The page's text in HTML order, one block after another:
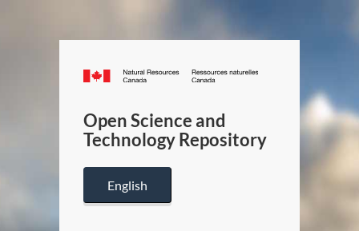
Canada.ca
/
Canada
Open Science and
Technology Repository
English